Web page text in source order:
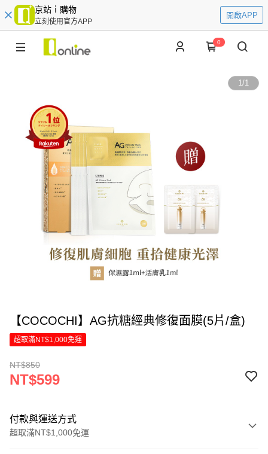
京站ｉ購物
立刻使用官方APP
開啟APP
0
1/1
【COCOCHI】AG抗糖經典修復面膜(5片/盒)
超取滿NT$1,000免運
NT$850
NT$599
付款與運送方式
超取滿NT$1,000免運